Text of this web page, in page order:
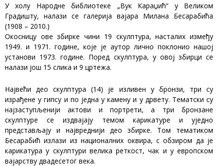
У холу Народне библиотеке „Вук Караџић“ у Великом
Градишту, налази се галерија вајара Милана Бесарабића
(1908 – 2010.)
Окосницу ове збирке чини 19 скулптура, насталих између
1949. и 1971. године, које је аутор лично поклонио нашој
установи 1973. године. Поред скулптура, у овој збирци се
налази још 15 слика и 9 цртежа.
Највећи део скулптура (14) је изливен у бронзи, три су
израђене у гипсу и по једна у камену и у дрвету. Тематски су
најзаступљенији актови и портрети, а три бронзане
скулптуре се издвајају темом карикатуре и уједно
представљају и највреднији део збирке. Том тематиком
Бесарабић излази из националних оквира, с обзиром да је
карикатура у скулптури велика реткост, чак и у европском
вајарству двадесетог века.